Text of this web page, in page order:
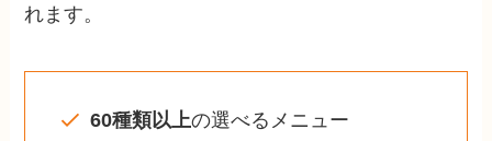
れます。
60種類以上の選べるメニュー